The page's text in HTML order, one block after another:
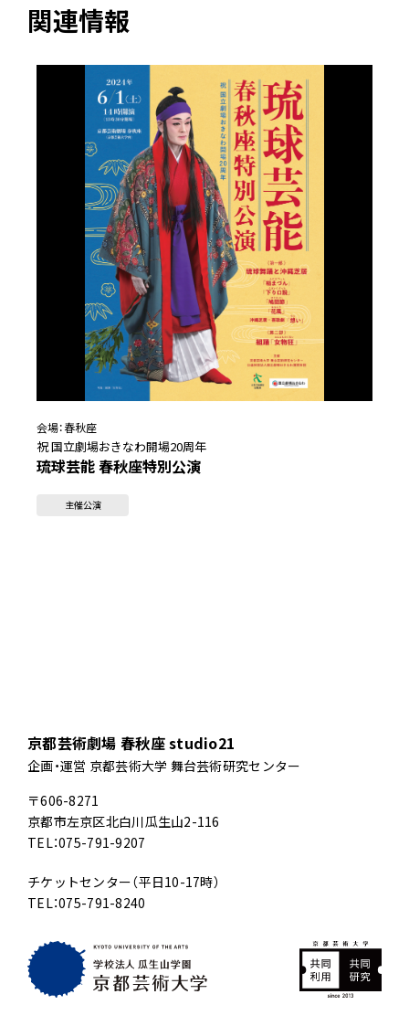
関連情報
会場：春秋座
祝 国立劇場おきなわ開場20周年
琉球芸能 春秋座特別公演
主催公演
京都芸術劇場 春秋座 studio21
企画・運営 京都芸術大学 舞台芸術研究センター
〒606-8271
京都市左京区北白川瓜生山2-116
TEL：075-791-9207
チケットセンター（平日10-17時）
TEL：075-791-8240